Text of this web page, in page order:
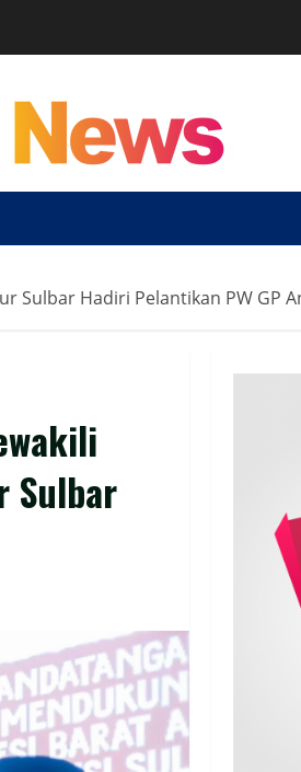
Sulbar Hadiri Pelantikan PW GP
Sulbar